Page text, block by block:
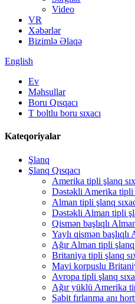
Video
VR
Xəbərlər
Bizimlə Əlaqə
English
Ev
Məhsullar
Boru Qısqacı
T boltlu boru sıxacı
Kateqoriyalar
Şlanq
Şlanq Qısqacı
Amerika tipli şlanq
Dəstəkli Amerika tipli
Alman tipli şlanq
Dəstəkli Alman tipli
Qismən başlıqlı
Yaylı qismən başlıqlı
Ağır Alman tipli şlanq
Britaniya tipli şlanq
Mavi korpuslu
Avropa tipli şlanq
Ağır yüklü Amerika
Sabit fırlanma anı